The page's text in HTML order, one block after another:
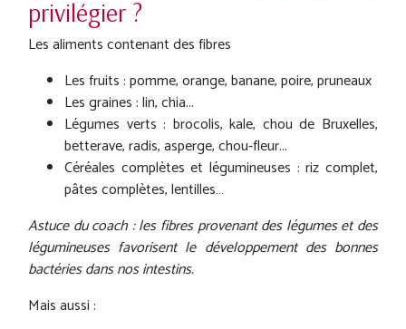
privilégier ?
Les aliments contenant des fibres
Les fruits : pomme, orange, banane, poire, pruneaux
Les graines : lin, chia...
Légumes verts : brocolis, kale, chou de Bruxelles,
betterave, radis, asperge, chou-fleur...
Céréales complètes et légumineuses : riz complet,
pâtes complètes, lentilles…
Astuce du coach : les fibres provenant des légumes et des
légumineuses favorisent le développement des bonnes
bactéries dans nos intestins.
Mais aussi :